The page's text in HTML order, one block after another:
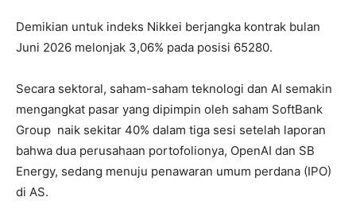
Demikian untuk indeks Nikkei berjangka kontrak bulan
Juni 2026 melonjak 3,06% pada posisi 65280.
Secara sektoral, saham-saham teknologi dan AI semakin
mengangkat pasar yang dipimpin oleh saham SoftBank
Group naik sekitar 40% dalam tiga sesi setelah laporan
bahwa dua perusahaan portofolionya, OpenAI dan SB
Energy, sedang menuju penawaran umum perdana (IPO)
di AS.